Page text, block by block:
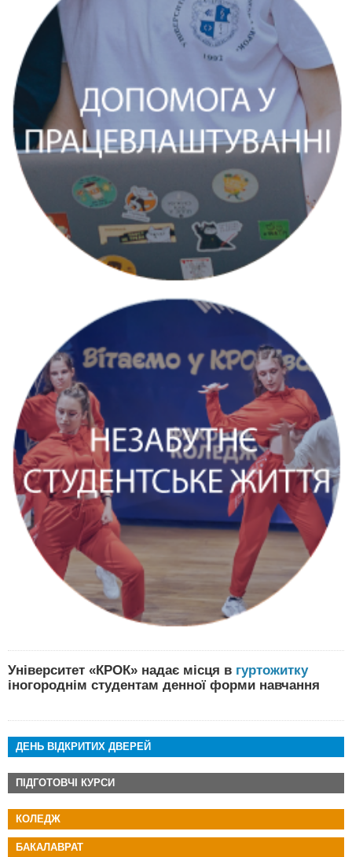
Університет «КРОК» надає місця в гуртожитку
іногороднім студентам денної форми навчання
ДЕНЬ ВІДКРИТИХ ДВЕРЕЙ
ПІДГОТОВЧІ КУРСИ
КОЛЕДЖ
БАКАЛАВРАТ